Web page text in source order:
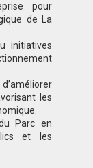
pour
de La
initiatives
les
Parc en
et les